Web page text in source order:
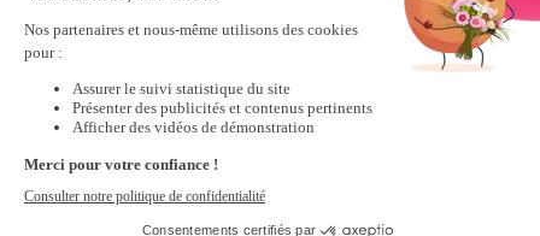
espérons
vous servir
encore
longtemps.